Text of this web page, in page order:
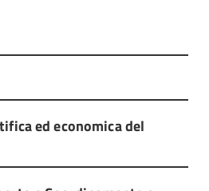
ed economica del